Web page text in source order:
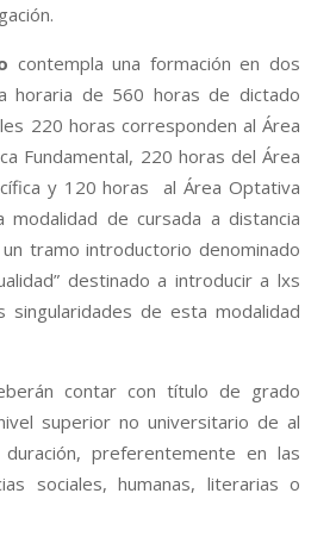
contempla una formación en dos
horaria de 560 horas de dictado
220 horas corresponden al Área
Fundamental, 220 horas del Área
y 120 horas al Área Optativa
modalidad de cursada a distancia
tramo introductorio denominado
destinado a introducir a lxs
singularidades de esta modalidad
contar con título de grado
superior no universitario de al
preferentemente en las
sociales, humanas, literarias o